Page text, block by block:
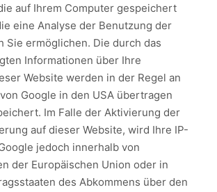
auf Ihrem Computer gespeichert
eine Analyse der Benutzung der
Sie ermöglichen. Die durch das
Informationen über Ihre
Website werden in der Regel an
Google in den USA übertragen
Im Falle der Aktivierung der
auf dieser Website, wird Ihre IP-
jedoch innerhalb von
der Europäischen Union oder in
des Abkommens über den